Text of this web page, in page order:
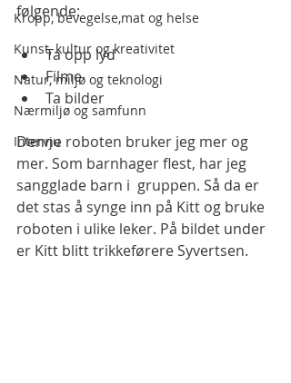
Kropp, bevegelse,mat og helse
Kunst, kultur og kreativitet
Natur, miljø og teknologi
Nærmiljø og samfunn
Intervju
følgende:
Ta opp lyd
Filme
Ta bilder
Denne roboten bruker jeg mer og
mer. Som barnhager flest, har jeg
sangglade barn i  gruppen. Så da er
det stas å synge inn på Kitt og bruke
roboten i ulike leker. På bildet under
er Kitt blitt trikkeførere Syvertsen.